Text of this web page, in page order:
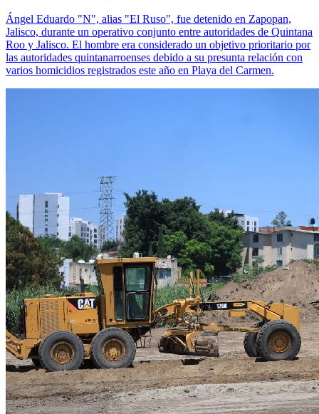
Ángel Eduardo "N", alias "El Ruso", fue detenido en Zapopan,
Jalisco, durante un operativo conjunto entre autoridades de Quintana
Roo y Jalisco. El hombre era considerado un objetivo prioritario por
las autoridades quintanarroenses debido a su presunta relación con
varios homicidios registrados este año en Playa del Carmen.